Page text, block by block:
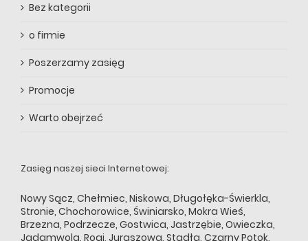
Bez kategorii
o firmie
Poszerzamy zasięg
Promocje
Warto obejrzeć
Zasięg naszej sieci Internetowej:
Nowy Sącz, Chełmiec, Niskowa, Długołęka-Świerkla,
Stronie, Chochorowice, Świniarsko, Mokra Wieś,
Brzezna, Podrzecze, Gostwica, Jastrzębie, Owieczka,
Jadamwola, Rogi, Juraszowa, Stadła, Czarny Potok,